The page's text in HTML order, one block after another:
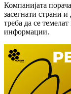
Компанијата
засегнати страни
треба да се
информации.